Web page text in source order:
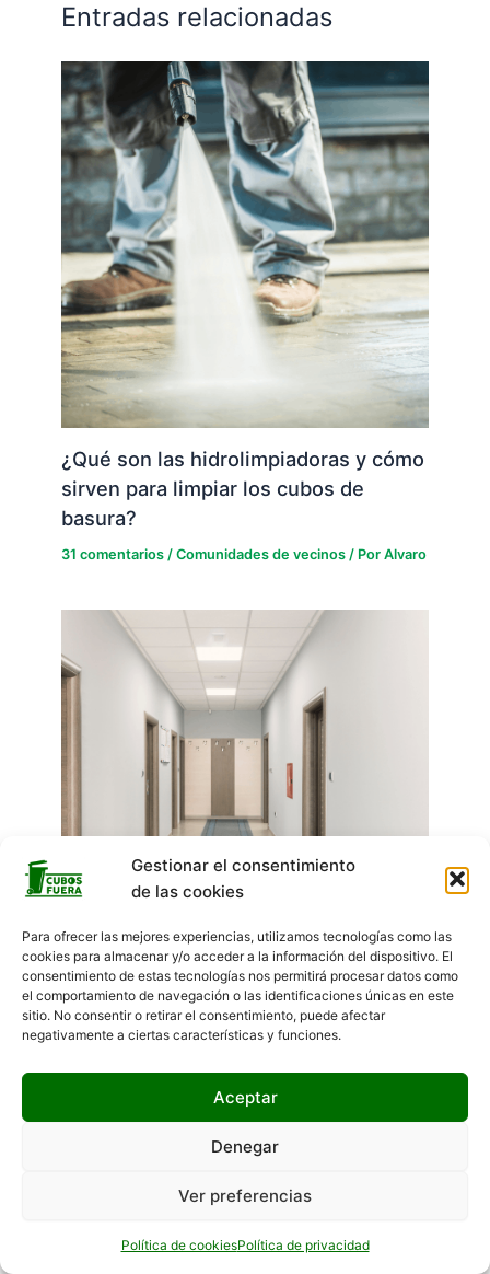
Gestionar el consentimiento
de las cookies
Para ofrecer las mejores experiencias, utilizamos tecnologías como las
cookies para almacenar y/o acceder a la información del dispositivo. El
consentimiento de estas tecnologías nos permitirá procesar datos como
el comportamiento de navegación o las identificaciones únicas en este
sitio. No consentir o retirar el consentimiento, puede afectar
negativamente a ciertas características y funciones.
Aceptar
Denegar
Ver preferencias
Política de cookiesPolítica de privacidad
Entradas relacionadas
¿Qué son las hidrolimpiadoras y cómo
sirven para limpiar los cubos de
basura?
31 comentarios /Comunidades de vecinos / PorAlvaro
¿Qué debo hacer si mi vecino saca la
basura al pasillo?
33 comentarios /Comunidades de vecinos/ Por
Otros Servicios
Hola 👋, bienvenido a
¿Podemos ayudarte?